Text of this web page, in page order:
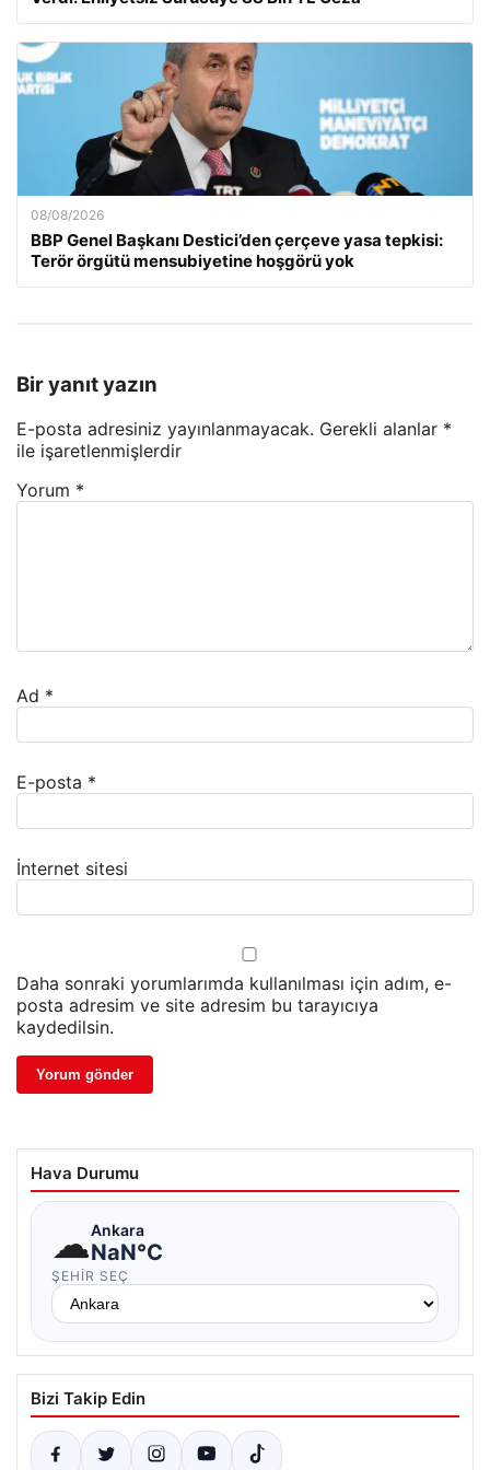
08/08/2026
BBP Genel Başkanı Destici’den çerçeve yasa tepkisi:
Terör örgütü mensubiyetine hoşgörü yok
Bir yanıt yazın
E-posta adresiniz yayınlanmayacak. Gerekli alanlar *
ile işaretlenmişlerdir
Yorum *
Ad *
E-posta *
İnternet sitesi
Daha sonraki yorumlarımda kullanılması için adım, e-
posta adresim ve site adresim bu tarayıcıya
kaydedilsin.
Hava Durumu
☁Ankara
NaN°C
ŞEHIR SEÇ
Bizi Takip Edin